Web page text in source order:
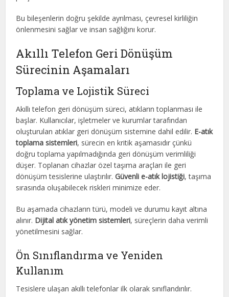
Bu bileşenlerin doğru şekilde ayrılması, çevresel kirliliğin
önlenmesini sağlar ve insan sağlığını korur.
Akıllı Telefon Geri Dönüşüm
Sürecinin Aşamaları
Toplama ve Lojistik Süreci
Akıllı telefon geri dönüşüm süreci, atıkların toplanması ile
başlar. Kullanıcılar, işletmeler ve kurumlar tarafından
oluşturulan atıklar geri dönüşüm sistemine dahil edilir. E-atık
toplama sistemleri, sürecin en kritik aşamasıdır çünkü
doğru toplama yapılmadığında geri dönüşüm verimliliği
düşer. Toplanan cihazlar özel taşıma araçları ile geri
dönüşüm tesislerine ulaştırılır.Güvenli e-atık lojistiği, taşıma
sırasında oluşabilecek riskleri minimize eder.
Bu aşamada cihazların türü, modeli ve durumu kayıt altına
alınır. Dijital atık yönetim sistemleri, süreçlerin daha verimli
yönetilmesini sağlar.
Ön Sınıflandırma ve Yeniden
Kullanım
Tesislere ulaşan akıllı telefonlar ilk olarak sınıflandırılır.